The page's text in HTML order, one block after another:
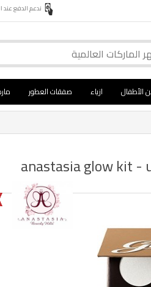
ندعم الدفع عند
الأطفال ازياء صفقات العطور